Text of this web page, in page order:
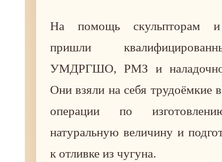
На помощь скульпторам и
пришли
УМДРГШО, РМЗ и
Они взяли на себя трудоёмкие
операции по
натуральную величину и
к отливке из чугуна.